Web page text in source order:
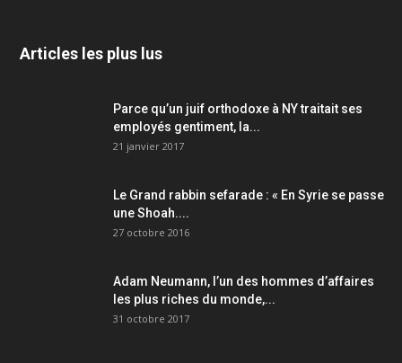
Articles les plus lus
Parce qu’un juif orthodoxe à NY traitait ses
employés gentiment, la...
21 janvier 2017
Le Grand rabbin sefarade : « En Syrie se passe
une Shoah....
27 octobre 2016
Adam Neumann, l’un des hommes d’affaires
les plus riches du monde,...
31 octobre 2017